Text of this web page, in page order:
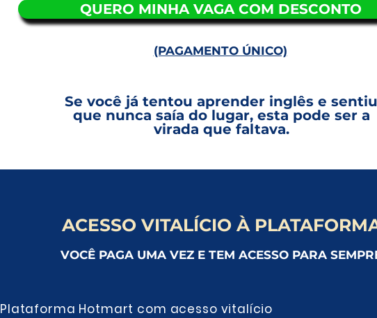
QUERO MINHA VAGA COM DESCONTO
(PAGAMENTO ÚNICO)
Se você já tentou aprender inglês e sentiu
que nunca saía do lugar, esta pode ser a
virada que faltava.
ACESSO VITALÍCIO À
VOCÊ PAGA UMA VEZ E TEM ACESSO PARA
Plataforma Hotmart com acesso vitalício​